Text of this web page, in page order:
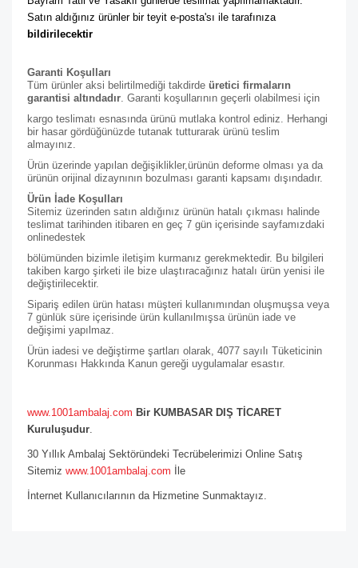
bildirilecektir
Garanti Koşulları
Tüm ürünler aksi belirtilmediği takdirde üretici firmaların
garantisi altındadır . Garanti koşullarının geçerli olabilmesi için
kargo teslimatı esnasında ürünü mutlaka kontrol ediniz. Herhangi
bir hasar gördüğünüzde tutanak tutturarak ürünü teslim
almayınız.
Ürün üzerinde yapılan değişiklikler,ürünün deforme olması ya da
ürünün orijinal dizaynının bozulması garanti kapsamı dışındadır.
Ürün İade Koşulları
Sitemiz üzerinden satın aldığınız ürünün hatalı çıkması halinde
teslimat tarihinden itibaren en geç 7 gün içerisinde sayfamızdaki
onlinedestek
bölümünden bizimle iletişim kurmanız gerekmektedir. Bu bilgileri
takiben kargo şirketi ile bize ulaştıracağınız hatalı ürün yenisi ile
değiştirilecektir.
Sipariş edilen ürün hatası müşteri kullanımından oluşmuşsa veya
7 günlük süre içerisinde ürün kullanılmışsa ürünün iade ve
değişimi yapılmaz.
Ürün iadesi ve değiştirme şartları olarak, 4077 sayılı Tüketicinin
Korunması Hakkında Kanun gereği uygulamalar esastır.
www.1001ambalaj.com Bir KUMBASAR DIŞ TİCARET
Kuruluşudur
30 Yıllık Ambalaj Sektöründeki Tecrübelerimizi Online Satış
Sitemiz www.1001ambalaj.com İle
İnternet Kullanıcılarının da Hizmetine Sunmaktayız.